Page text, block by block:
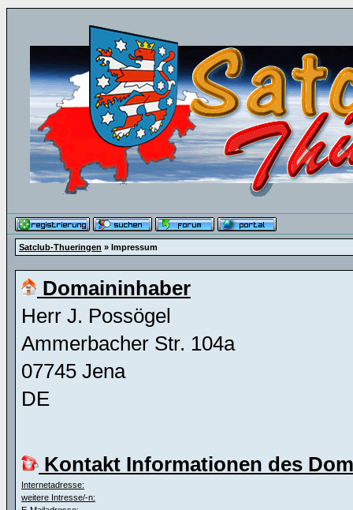
Satclub-Thueringen » Impressum
Domaininhaber
Herr J. Possögel
Ammerbacher Str. 104a
07745 Jena
DE
Kontakt Informationen des
Internetadresse:
weitere Intresse/-n: